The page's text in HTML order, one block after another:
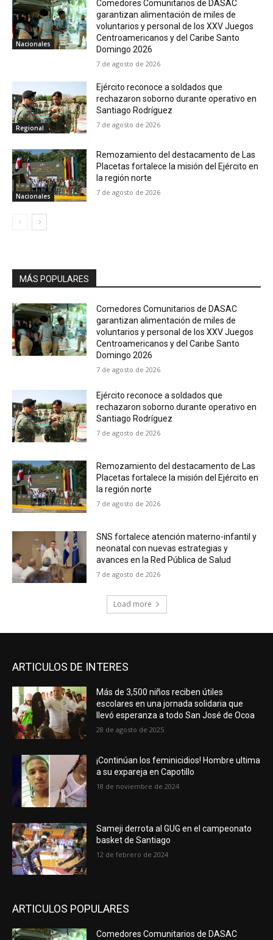
Nacionales
Comedores Comunitarios de DASAC
garantizan alimentación de miles de
voluntarios y personal de los XXV Juegos
Centroamericanos y del Caribe Santo
Domingo 2026
7 de agosto de 2026
Regional
Ejército reconoce a soldados que
rechazaron soborno durante operativo en
Santiago Rodríguez
7 de agosto de 2026
Nacionales
Remozamiento del destacamento de Las
Placetas fortalece la misión del Ejército en
la región norte
7 de agosto de 2026
MÁS POPULARES
Comedores Comunitarios de DASAC
garantizan alimentación de miles de
voluntarios y personal de los XXV Juegos
Centroamericanos y del Caribe Santo
Domingo 2026
7 de agosto de 2026
Ejército reconoce a soldados que
rechazaron soborno durante operativo en
Santiago Rodríguez
7 de agosto de 2026
Remozamiento del destacamento de Las
Placetas fortalece la misión del Ejército en
la región norte
7 de agosto de 2026
SNS fortalece atención materno-infantil y
neonatal con nuevas estrategias y
avances en la Red Pública de Salud
7 de agosto de 2026
Load more
ARTICULOS DE INTERES
Más de 3,500 niños reciben útiles
escolares en una jornada solidaria que
llevó esperanza a todo San José de Ocoa
28 de agosto de 2025
¡Continúan los feminicidios! Hombre ultima
a su expareja en Capotillo
18 de noviembre de 2024
Sameji derrota al GUG en el campeonato
basket de Santiago
12 de febrero de 2024
ARTICULOS POPULARES
Comedores Comunitarios de DASAC